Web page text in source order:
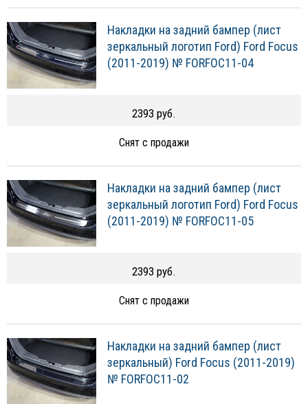
Накладки на задний бампер (лист
зеркальный логотип Ford) Ford Focus
(2011-2019) № FORFOC11-04
2393 руб.
Снят с продажи
Накладки на задний бампер (лист
зеркальный логотип Ford) Ford Focus
(2011-2019) № FORFOC11-05
2393 руб.
Снят с продажи
Накладки на задний бампер (лист
зеркальный) Ford Focus (2011-2019)
№ FORFOC11-02